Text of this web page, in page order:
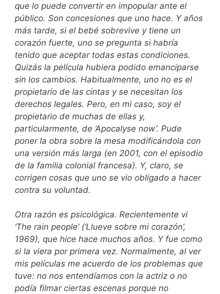
que lo puede convertir en impopular ante el
público. Son concesiones que uno hace. Y años
más tarde, si el bebé sobrevive y tiene un
corazón fuerte, uno se pregunta si habría
tenido que aceptar todas estas condiciones.
Quizás la película hubiera podido emanciparse
sin los cambios. Habitualmente, uno no es el
propietario de las cintas y se necesitan los
derechos legales. Pero, en mi caso, soy el
propietario de muchas de ellas y,
particularmente, de ‘Apocalyse now’. Pude
poner la obra sobre la mesa modificándola con
una versión más larga (en 2001, con el episodio
de la familia colonial francesa). Y, claro, se
corrigen cosas que uno se vio obligado a hacer
contra su voluntad.
Otra razón es psicológica. Recientemente vi
‘The rain people’ (‘Llueve sobre mi corazón’,
1969), que hice hace muchos años. Y fue como
si la viera por primera vez. Normalmente, al ver
mis películas me acuerdo de los problemas que
tuve: no nos entendíamos con la actriz o no
podía filmar ciertas escenas porque no